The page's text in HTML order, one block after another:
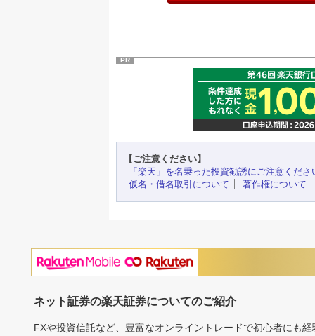
PR
【ご注意ください】
「楽天」を名乗った投資勧誘にご注意くださ
仮名・借名取引について
著作権について
ネット証券の楽天証券についてのご紹介
FXや投資信託など、豊富なオンライントレードで初心者にも